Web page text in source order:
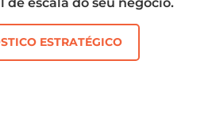
ESTRATÉGICO